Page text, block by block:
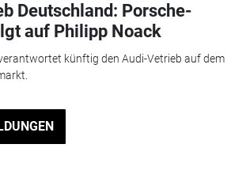
Deutschland: Porsche-
auf Philipp Noack
künftig den Audi-Vetrieb auf dem